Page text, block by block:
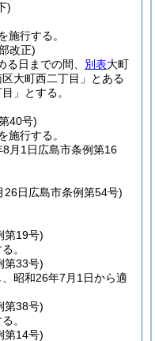
)
施行する。
改正)
日までの間、 別表大町
大町西二丁目」とある
」とする。
40号)
施行する。
月1日広島市条例第16
26日広島市条例第54号)
第19号)
。
第33号)
昭和26年7月1日から適
第38号)
。
第14号)